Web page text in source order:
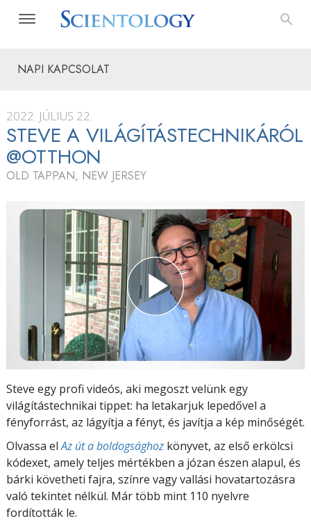
NAPI KAPCSOLAT
2022. JÚLIUS 22.
STEVE A VILÁGÍTÁSTECHNIKÁRÓL
@OTTHON
OLD TAPPAN, NEW JERSEY
Steve egy profi videós, aki megoszt velünk egy
világítástechnikai tippet: ha letakarjuk lepedővel a
fényforrást, az lágyítja a fényt, és javítja a kép minőségét.
Olvassa elAz út a boldogsághoz könyvet, az első erkölcsi
kódexet, amely teljes mértékben a józan észen alapul, és
bárki követheti fajra, színre vagy vallási hovatartozásra
való tekintet nélkül. Már több mint 110 nyelvre
fordították le.